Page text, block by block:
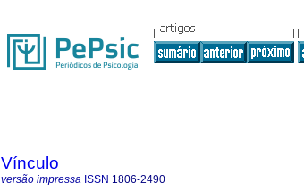
Vínculo
versão impressa ISSN 1806-2490